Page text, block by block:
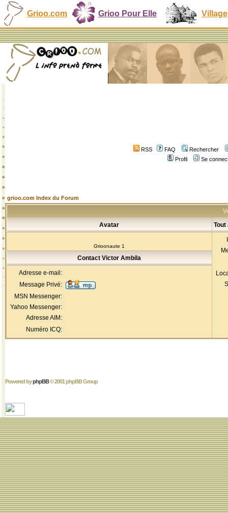
Grioo.com Grioo Pour Elle Village
RSS FAQ
Rechercher
Profil
Se
grioo.com Index du Forum
Avatar
Tout
Grioonaute 1
Contact Victor Ambila
Adresse e-mail:
Message Privé:
MSN Messenger:
Yahoo Messenger:
Adresse AIM:
Numéro ICQ:
Powered byphpBB© 2001 phpBB Group